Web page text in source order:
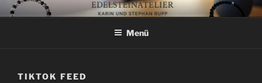
Zum
InhaltATELIER-RUPP
exclusive Steine
Menü
TIKTOK FEED